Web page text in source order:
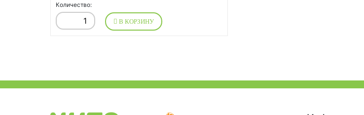
Количество:
В КОРЗИНУ